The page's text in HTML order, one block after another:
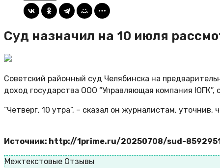
Суд назначил на 10 июля
Советский районный суд Челябинска на
доход государства ООО “Управляющая компания ЮГК”,
“Четверг, 10 утра”, – сказал он журналистам,
Источник: http://1prime.ru/20250708/sud-
Межтекстовые Отзывы